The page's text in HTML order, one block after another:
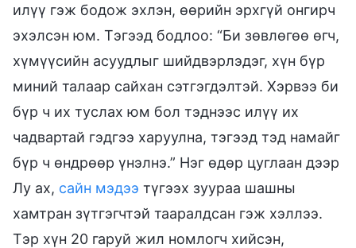
илүү гэж бодож эхлэн, өөрийн эрхгүй онгирч
эхэлсэн юм. Тэгээд бодлоо: “Би зөвлөгөө өгч,
хүмүүсийн асуудлыг шийдвэрлэдэг, хүн бүр
миний талаар сайхан сэтгэгдэлтэй. Хэрвээ би
бүр ч их туслах юм бол тэднээс илүү их
чадвартай гэдгээ харуулна, тэгээд тэд намайг
бүр ч өндрөөр үнэлнэ.” Нэг өдөр цуглаан дээр
Лу ах, сайн мэдээ түгээх зуураа шашны
хамтран зүтгэгчтэй тааралдсан гэж хэллээ.
Тэр хүн 20 гаруй жил номлогч хийсэн,